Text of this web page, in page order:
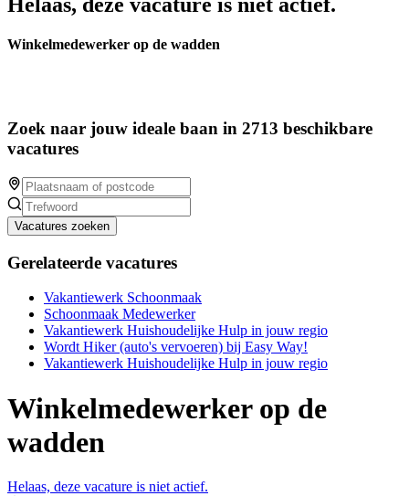
Winkelmedewerker op de wadden
Zoek naar jouw ideale baan in 2713 beschikbare
vacatures
Vacatures zoeken
Gerelateerde vacatures
Vakantiewerk Schoonmaak
Schoonmaak Medewerker
Vakantiewerk Huishoudelijke Hulp in jouw regio
Wordt Hiker (auto's vervoeren) bij Easy Way!
Vakantiewerk Huishoudelijke Hulp in jouw regio
Winkelmedewerker op de
wadden
Helaas, deze vacature is niet actief.